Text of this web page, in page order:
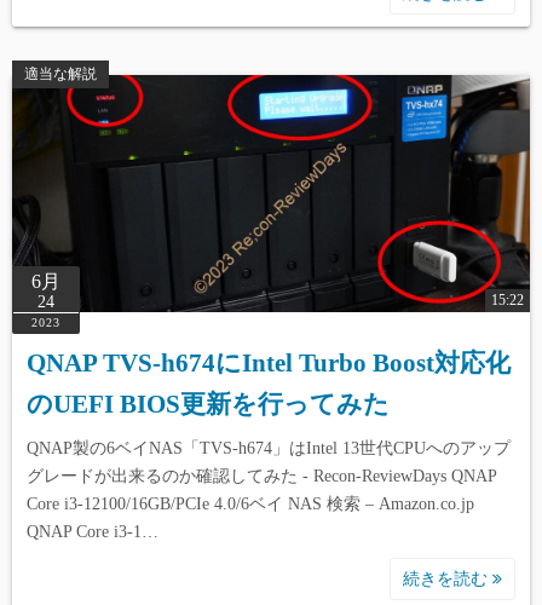
適当な解説
6月
24
2023
15:22
QNAP TVS-h674にIntel Turbo Boost対応化
のUEFI BIOS更新を行ってみた
QNAP製の6ベイNAS「TVS-h674」はIntel 13世代CPUへのアップ
グレードが出来るのか確認してみた - Recon-ReviewDays QNAP
Core i3-12100/16GB/PCIe 4.0/6ベイ NAS 検索 – Amazon.co.jp
QNAP Core i3-1…
続きを読む